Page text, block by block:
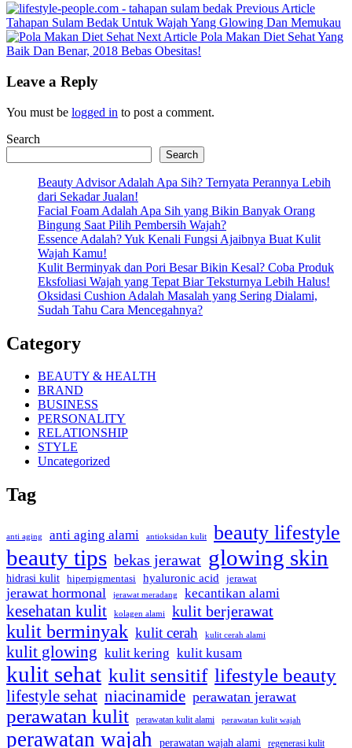
Previous Article
Post:
Tahapan Sulam Bedak Untuk Wajah Yang Glowing Dan Memukau
Next Article Next
Post:
Pola Makan Diet Sehat Yang
Baik Dan Benar, 2018 Bebas Obesitas!
Leave a Reply
You must be logged in to post a comment.
Search
Search
Beauty Advisor Adalah Apa Sih? Ternyata Perannya Lebih
dari Sekadar Jualan!
Facial Foam Adalah Apa Sih yang Bikin Banyak Orang
Bingung Saat Pilih Pembersih Wajah?
Essence Adalah? Yuk Kenali Fungsi Ajaibnya Buat Kulit
Wajah Kamu!
Kulit Berminyak dan Pori Besar Bikin Kesal? Coba Produk
Eksfoliasi Wajah yang Tepat Biar Teksturnya Lebih Halus!
Oksidasi Cushion Adalah Masalah yang Sering Dialami,
Sudah Tahu Cara Mencegahnya?
Category
BEAUTY & HEALTH
BRAND
BUSINESS
PERSONALITY
RELATIONSHIP
STYLE
Uncategorized
Tag
anti aging anti aging alami antioksidan kulit beauty lifestyle
beauty tips bekas jerawat glowing skin
hidrasi kulit hiperpigmentasi hyaluronic acid jerawat
jerawat hormonal jerawat meradang kecantikan alami
kesehatan kulit kolagen alami kulit berjerawat
kulit berminyak kulit cerah kulit cerah alami
kulit glowing kulit kering kulit kusam
kulit sehat kulit sensitif lifestyle beauty
lifestyle sehat niacinamide perawatan jerawat
perawatan kulit perawatan kulit alami perawatan kulit wajah
perawatan wajah perawatan wajah alami regenerasi kulit